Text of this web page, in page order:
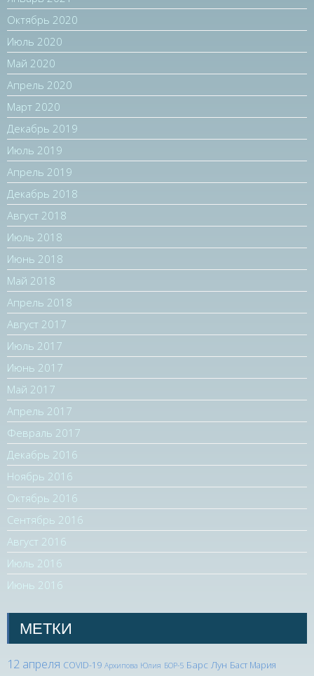
Октябрь 2020
Июль 2020
Май 2020
Апрель 2020
Март 2020
Декабрь 2019
Июль 2019
Апрель 2019
Декабрь 2018
Август 2018
Июль 2018
Июнь 2018
Май 2018
Апрель 2018
Август 2017
Июль 2017
Июнь 2017
Май 2017
Апрель 2017
Февраль 2017
Декабрь 2016
Ноябрь 2016
Октябрь 2016
Сентябрь 2016
Август 2016
Июль 2016
Июнь 2016
МЕТКИ
12 апреля COVID-19 Архипова Юлия БОР-5 Барс Лун Баст Мария